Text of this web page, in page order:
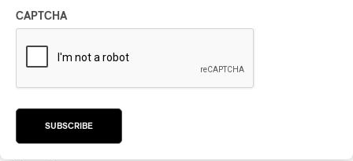
Dungeon Synth
SLACKER
festival
trompette
CAPTCHA
SUBSCRIBE